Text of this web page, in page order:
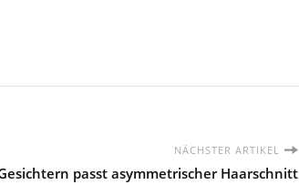
NÄCHSTER ARTIKEL
passt asymmetrischer Haarschnitt